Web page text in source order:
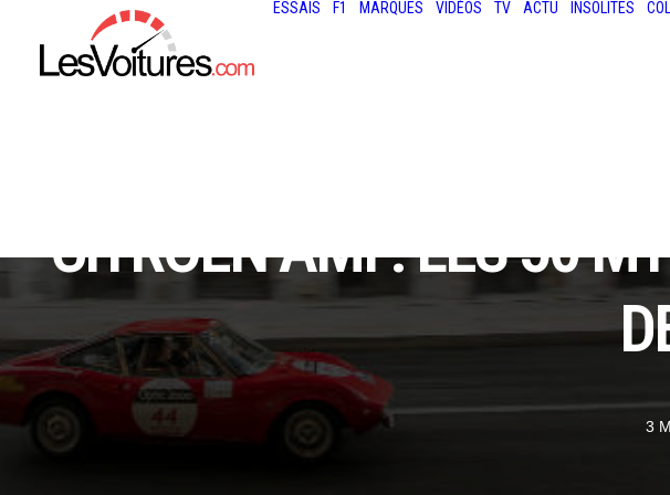
ESSAIS F1 MARQUES VIDÉOS TV ACTU INSOLITES
CITROËN AMI : LES 50
3